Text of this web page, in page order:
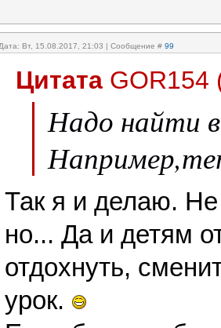
Дата: Вт, 15.08.2017, 21:03 | Сообщение # 99
Цитата GOR154
Надо найти
Так я и делаю.
но... Да и детям
отдохнуть,
урок.